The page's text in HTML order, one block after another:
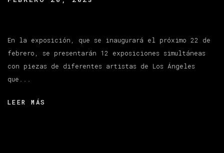
En la exposición, que se inaugurará el próximo 22 de
febrero, se presentarán 12 exposiciones simultáneas
con piezas de diferentes artistas de Los Ángeles
que...
LEER MÁS